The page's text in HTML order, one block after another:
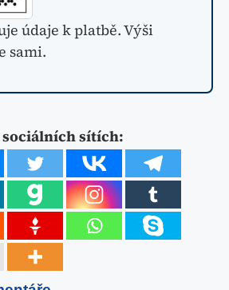
údaje k platbě. Výši
sami.
sítích: